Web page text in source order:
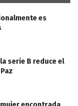
es
serie B reduce el